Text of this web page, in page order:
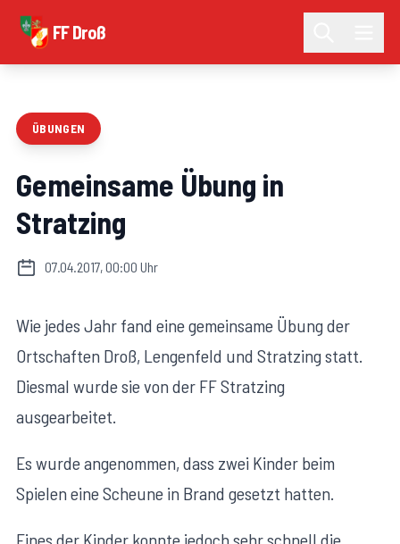
FF Droß
ÜBUNGEN
Gemeinsame Übung in
Stratzing
07.04.2017, 00:00 Uhr
Wie jedes Jahr fand eine gemeinsame Übung der
Ortschaften Droß, Lengenfeld und Stratzing statt.
Diesmal wurde sie von der FF Stratzing
ausgearbeitet.
Es wurde angenommen, dass zwei Kinder beim
Spielen eine Scheune in Brand gesetzt hatten.
Eines der Kinder konnte jedoch sehr schnell die